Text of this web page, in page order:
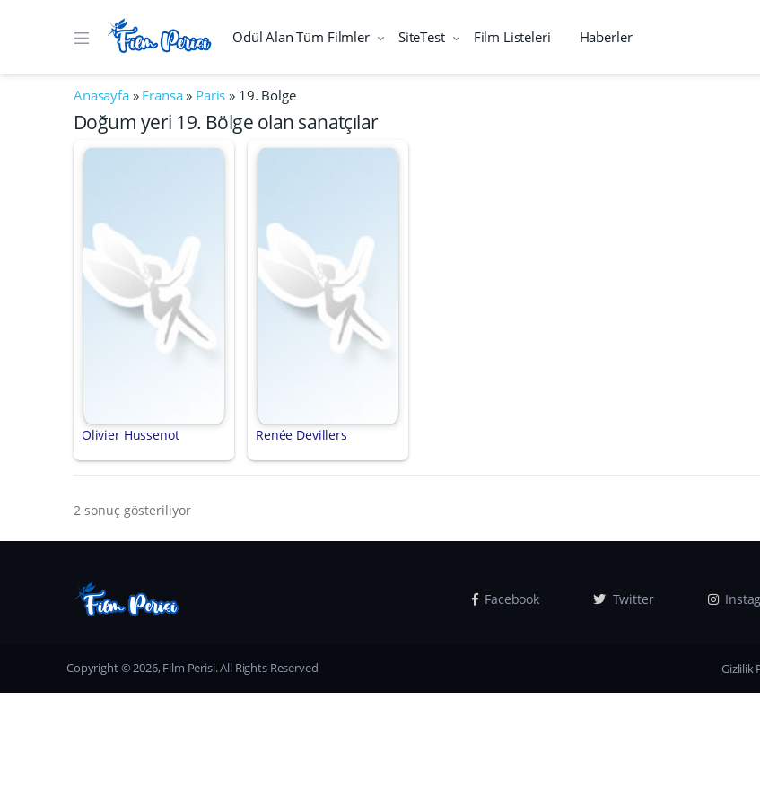
Ödül Alan Tüm Filmler SiteTest Film Listeleri Haberler
Anasayfa» Fransa» Paris » 19. Bölge
Doğum yeri 19. Bölge olan sanatçılar
Olivier Hussenot Renée Devillers
2 sonuç gösteriliyor
Facebook Twitter
Copyright © 2026, Film Perisi. All Rights Reserved Gizlilik